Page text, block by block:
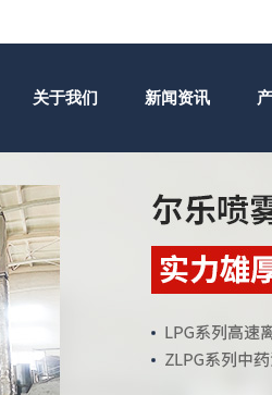
关于我们 新闻资讯